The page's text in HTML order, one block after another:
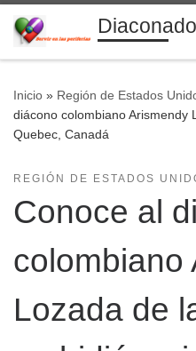
Saltar al contenido
Inicio » Región de Estados
diácono colombiano Arismendy
Quebec, Canadá
REGIÓN DE ESTADOS
Conoce al
colombiano
Lozada de